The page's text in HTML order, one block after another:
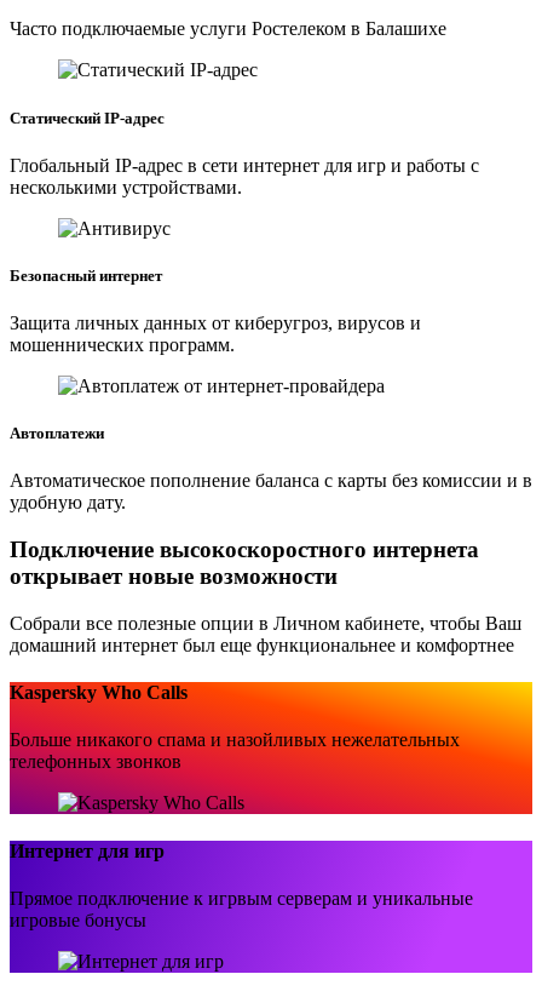
Часто подключаемые услуги Ростелеком в Балашихе
Статический IP-адрес
Глобальный IP-адрес в сети интернет для игр и работы с
несколькими устройствами.
Безопасный интернет
Защита личных данных от киберугроз, вирусов и
мошеннических программ.
Автоплатежи
Автоматическое пополнение баланса с карты без комиссии и в
удобную дату.
Подключение высокоскоростного интернета
открывает новые возможности
Собрали все полезные опции в Личном кабинете, чтобы Ваш
домашний интернет был еще функциональнее и комфортнее
Kaspersky Who Calls
Больше никакого спама и назойливых нежелательных
телефонных звонков
Интернет для игр
Прямое подключение к игрвым серверам и уникальные
игровые бонусы